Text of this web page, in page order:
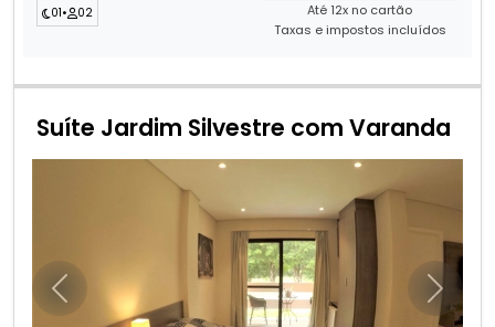
01• 02
Até 12x no cartão
Taxas e impostos incluídos
Suíte Jardim Silvestre com Varanda
Anterior